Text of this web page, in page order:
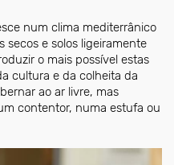
num clima mediterrânico
secos e solos ligeiramente
o mais possível estas
cultura e da colheita da
ao ar livre, mas
contentor, numa estufa ou